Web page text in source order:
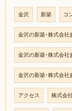
金沢 新築 コ
金沢の新築･株式会社
金沢の新築･株式会社
金沢の新築･株式会社
アクセス 株式会